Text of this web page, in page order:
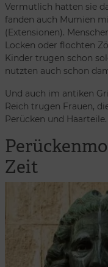
Vermutlich hatten sie
fanden auch Mumien
(Extensionen).
Locken oder flochten
Kinder trugen schon
nutzten auch schon
Und auch im antiken
Reich trugen Frauen,
Perücken und Haarteile.
Zeit